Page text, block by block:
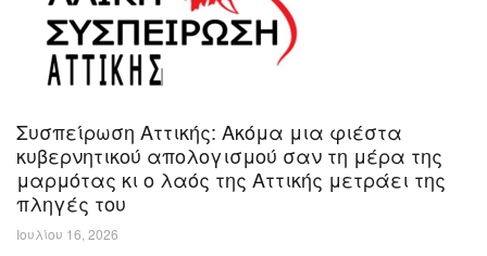
Συσπείρωση Αττικής: Ακόμα μια φιέστα
κυβερνητικού απολογισμού σαν τη μέρα της
μαρμότας κι ο λαός της Αττικής μετράει της
πληγές του
Ιουλίου 16, 2026